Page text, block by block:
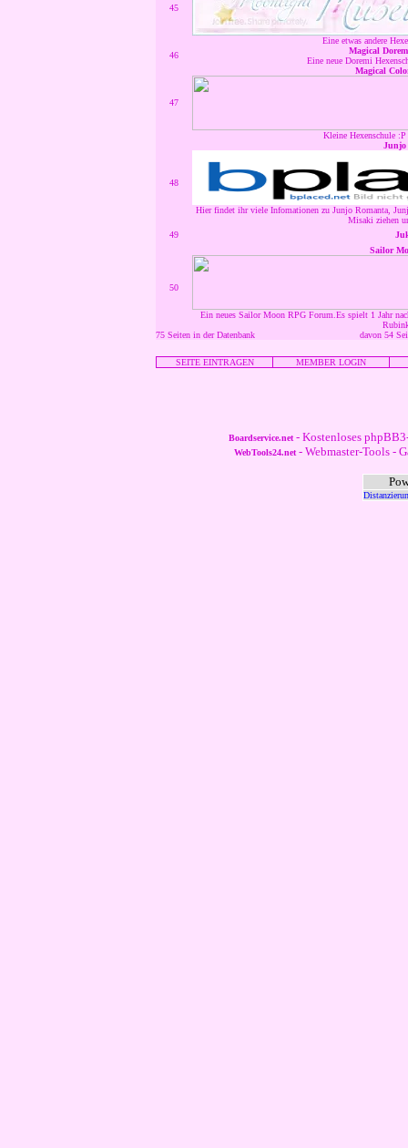
45
Eine etwas andere
46
Magical
Eine neue Doremi
47
Magical
Kleine Hexenschule
48
Junjo
Hier findet ihr viele Infomationen zu Junjo Romanta,
Misaki ziehen
49
50
Sailor
Ein neues Sailor Moon RPG Forum.Es spielt 1 Jahr
75 Seiten in der Datenbank
davon 54
SEITE EINTRAGEN MEMBER LOGIN
Boardservice.net- Kostenloses
WebTools24.net- Webmaster-Tools -